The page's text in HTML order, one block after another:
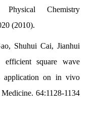
Physical Chemistry
(2010).
Shuhui Cai, Jianhui
square wave
application on in vivo
64:1128-1134